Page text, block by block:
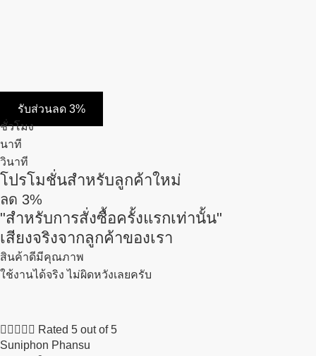
รับส่วนลด 3%
ชั่วโมง
นาที
วินาที
โปรโมชั่นสำหรับลูกค้าใหม่
ลด 3%
"สำหรับการสั่งซื้อครั้งแรกเท่านั้น"
เสียงจริงจากลูกค้าของเรา
สินค้าดีมีคุณภาพ
ใช้งานได้จริง ไม่ผิดหวังเลยครับ
     Rated 5 out of 5
Suniphon Phansu